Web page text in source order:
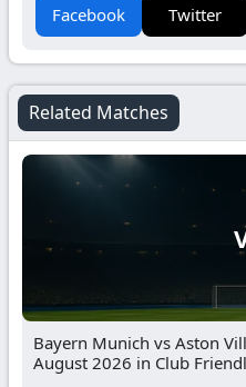
Facebook Twitter
Related Matches
Bayern Munich vs Aston
August 2026 in Club